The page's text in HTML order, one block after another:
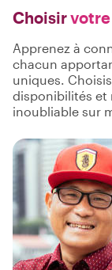
Choisir
Apprenez à
chacun
uniques.
disponibilités et
inoubliable sur